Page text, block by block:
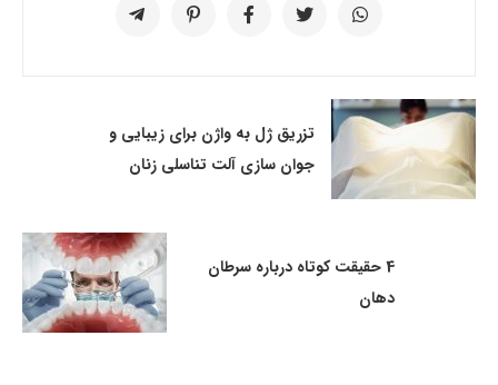
تزریق ژل به واژن برای زیبایی و
جوان سازی آلت تناسلی زنان
4 حقیقت کوتاه درباره سرطان
دهان